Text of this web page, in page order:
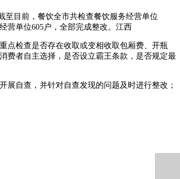
至目前，餐饮全市共检查餐饮服务经营单位
营单位605户，全部完成整改。江西
点检查是否存在收取或变相收取包厢费、开瓶
费者自主选择，是否设立霸王条款，是否规定最
自查，并针对自查发现的问题及时进行整改；